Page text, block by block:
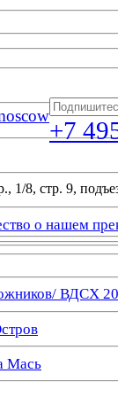
о нашем
ВДСХ
Мась
+7
8, стр. 9,